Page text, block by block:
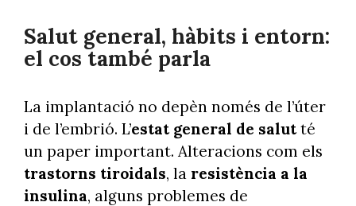
Salut general, hàbits i entorn:
el cos també parla
La implantació no depèn només de l’úter
i de l’embrió. L’estat general de salutté
un paper important. Alteracions com els
trastorns tiroidals, la resistència a la
insulina, alguns problemes de